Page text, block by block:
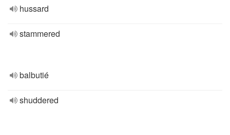
hussard
stammered
balbutié
shuddered